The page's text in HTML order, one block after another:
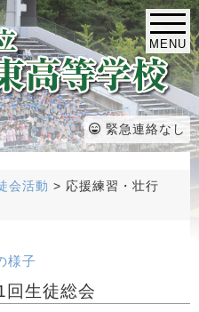
MENU
緊急連絡なし
会活動 > 応援練習・壮行
様子
回生徒総会